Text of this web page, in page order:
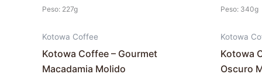
Peso: 227g
Kotowa Coffee
Kotowa Coffee – Gourmet
Macadamia Molido
Peso: 340g
Kotowa
Kotowa
Oscuro